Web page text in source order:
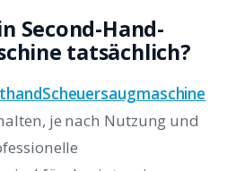
Second-Hand-
tatsächlich?
je nach Nutzung und